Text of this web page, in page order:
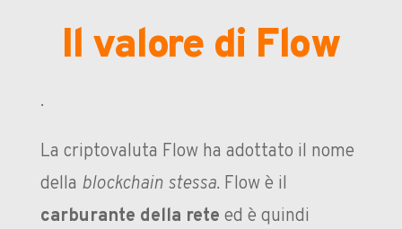
Il valore di Flow
.
La criptovaluta Flow ha adottato il nome
della blockchain stessa.Flow è il
carburante della rete ed è quindi